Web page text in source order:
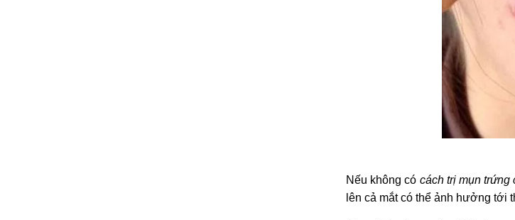
Nếu không có cách trị mụn trứng
lên cả mắt có thể ảnh hưởng tới